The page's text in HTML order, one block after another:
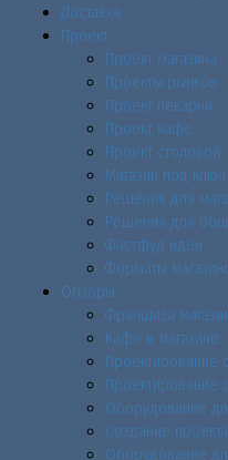
Доставка
Проект
Проект магазина
Проекты рынков
Проект пекарни
Проект кафе
Проект столовой
Магазин под ключ
Решения для
Решения для
Фастфуд идеи
Форматы
Обзоры
Франшиза
Кафе в магазине
Проектирование
Проектирование
Оборудование
Создание
Оборудование